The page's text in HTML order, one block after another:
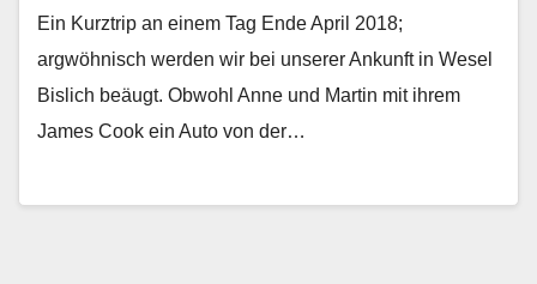
Ein Kurztrip an einem Tag Ende April 2018;
argwöhnisch werden wir bei unserer Ankunft in Wesel
Bislich beäugt. Obwohl Anne und Martin mit ihrem
James Cook ein Auto von der…